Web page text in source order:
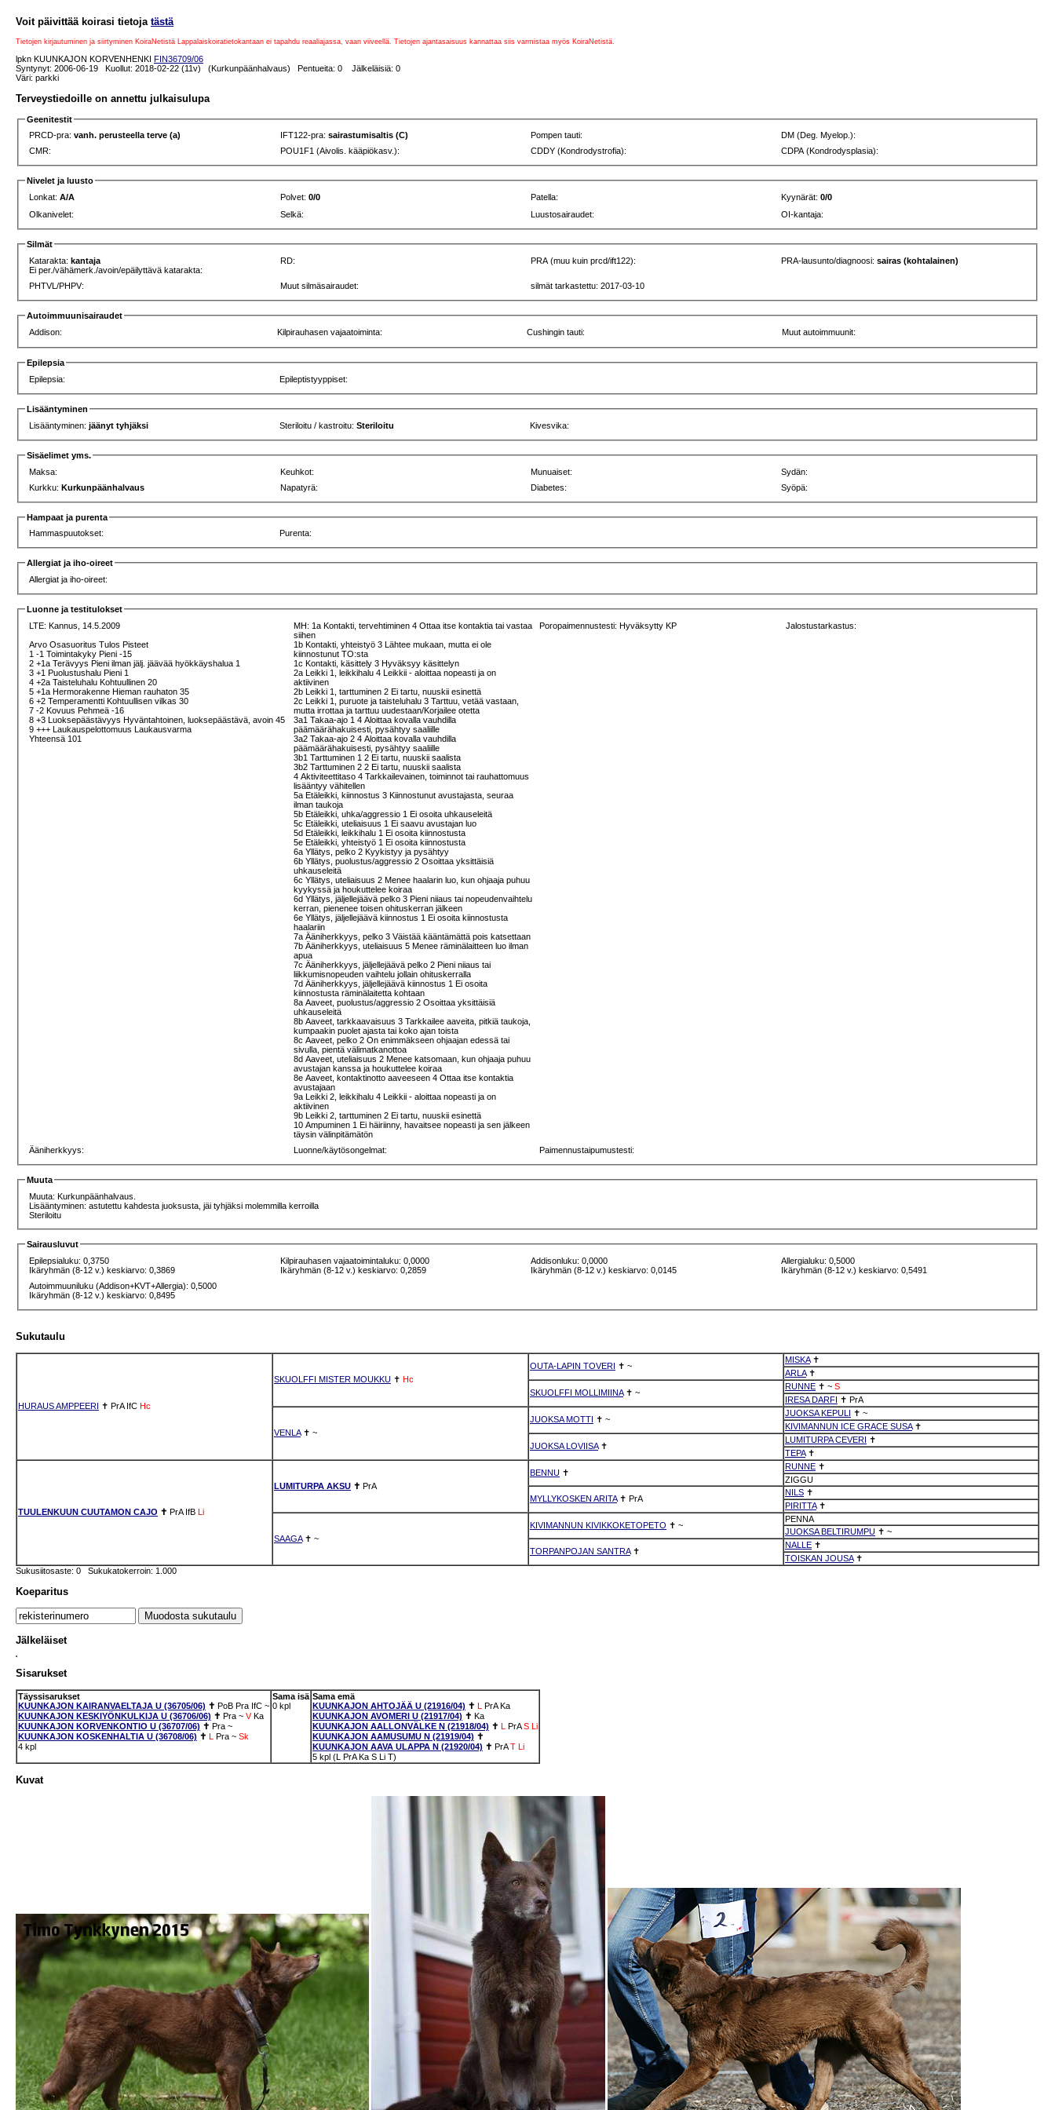
Voit päivittää koirasi tietoja tästä
Tietojen kirjautuminen ja siirtyminen KoiraNetistä Lappalaiskoiratietokantaan ei tapahdu reaaliajassa, vaan viiveellä. Tietojen ajantasaisuus kannattaa siis varmistaa myös KoiraNetistä.
lpkn KUUNKAJON KORVENHENKI FIN36709/06
Syntynyt: 2006-06-19 Kuollut: 2018-02-22 (11v) (Kurkunpäänhalvaus) Pentueita: 0 Jälkeläisiä: 0
Väri: parkki
Terveystiedoille on annettu julkaisulupa
Geenitestit
PRCD-pra:vanh. perusteella terve (a) IFT122-pra:sairastumisaltis (C) Pompen tauti:
DM (Deg. Myelop.):
CMR:
POU1F1 (Aivolis. kääpiökasv.): CDDY (Kondrodystrofia): CDPA (Kondrodysplasia):
Nivelet ja luusto
Lonkat:A/A Polvet:0/0 Patella: Kyynärät:0/0
Olkanivelet:
Selkä: Luustosairaudet: OI-kantaja:
Silmät
Katarakta:kantaja
Ei per./vähämerk./avoin/epäilyttävä katarakta:
RD: PRA (muu kuin prcd/ift122): PRA-lausunto/diagnoosi:sairas (kohtalainen)
PHTVL/PHPV: Muut silmäsairaudet: silmät tarkastettu: 2017-03-10
Autoimmuunisairaudet
Addison:
Kilpirauhasen vajaatoiminta: Cushingin tauti: Muut autoimmuunit:
Epilepsia
Epilepsia:
Epileptistyyppiset:
Lisääntyminen
Lisääntyminen:jäänyt tyhjäksi Steriloitu / kastroitu:Steriloitu Kivesvika:
Sisäelimet yms.
Maksa:
Keuhkot: Munuaiset:
Sydän:
Kurkku:Kurkunpäänhalvaus Napatyrä: Diabetes: Syöpä:
Hampaat ja purenta
Hammaspuutokset:
Purenta:
Allergiat ja iho-oireet
Allergiat ja iho-oireet:
Luonne ja testitulokset
LTE:Kannus, 14.5.2009
Arvo Osasuoritus Tulos Pisteet
1 -1 Toimintakyky Pieni -15
2 +1a Terävyys Pieni ilman jälj. jäävää hyökkäyshalua 1
3 +1 Puolustushalu Pieni 1
4 +2a Taisteluhalu Kohtuullinen 20
5 +1a Hermorakenne Hieman rauhaton 35
6 +2 Temperamentti Kohtuullisen vilkas 30
7 -2 Kovuus Pehmeä -16
8 +3 Luoksepäästävyys Hyväntahtoinen, luoksepäästävä, avoin 45
9 +++ Laukauspelottomuus Laukausvarma
Yhteensä 101
MH: 1a Kontakti, tervehtiminen 4 Ottaa itse kontaktia tai vastaa
siihen
1b Kontakti, yhteistyö 3 Lähtee mukaan, mutta ei ole
kiinnostunut TO:sta
1c Kontakti, käsittely 3 Hyväksyy käsittelyn
2a Leikki 1, leikkihalu 4 Leikkii - aloittaa nopeasti ja on
aktiivinen
2b Leikki 1, tarttuminen 2 Ei tartu, nuuskii esinettä
2c Leikki 1, puruote ja taisteluhalu 3 Tarttuu, vetää vastaan,
mutta irrottaa ja tarttuu uudestaan/Korjailee otetta
3a1 Takaa-ajo 1 4 Aloittaa kovalla vauhdilla
päämäärähakuisesti, pysähtyy saaliille
3a2 Takaa-ajo 2 4 Aloittaa kovalla vauhdilla
päämäärähakuisesti, pysähtyy saaliille
3b1 Tarttuminen 1 2 Ei tartu, nuuskii saalista
3b2 Tarttuminen 2 2 Ei tartu, nuuskii saalista
4 Aktiviteettitaso 4 Tarkkailevainen, toiminnot tai rauhattomuus
lisääntyy vähitellen
5a Etäleikki, kiinnostus 3 Kiinnostunut avustajasta, seuraa
ilman taukoja
5b Etäleikki, uhka/aggressio 1 Ei osoita uhkauseleitä
5c Etäleikki, uteliaisuus 1 Ei saavu avustajan luo
5d Etäleikki, leikkihalu 1 Ei osoita kiinnostusta
5e Etäleikki, yhteistyö 1 Ei osoita kiinnostusta
6a Yllätys, pelko 2 Kyykistyy ja pysähtyy
6b Yllätys, puolustus/aggressio 2 Osoittaa yksittäisiä
uhkauseleitä
6c Yllätys, uteliaisuus 2 Menee haalarin luo, kun ohjaaja puhuu
kyykyssä ja houkuttelee koiraa
6d Yllätys, jäljellejäävä pelko 3 Pieni niiaus tai nopeudenvaihtelu
kerran, pienenee toisen ohituskerran jälkeen
6e Yllätys, jäljellejäävä kiinnostus 1 Ei osoita kiinnostusta
haalariin
7a Ääniherkkyys, pelko 3 Väistää kääntämättä pois katsettaan
7b Ääniherkkyys, uteliaisuus 5 Menee räminälaitteen luo ilman
apua
7c Ääniherkkyys, jäljellejäävä pelko 2 Pieni niiaus tai
liikkumisnopeuden vaihtelu jollain ohituskerralla
7d Ääniherkkyys, jäljellejäävä kiinnostus 1 Ei osoita
kiinnostusta räminälaitetta kohtaan
8a Aaveet, puolustus/aggressio 2 Osoittaa yksittäisiä
uhkauseleitä
8b Aaveet, tarkkaavaisuus 3 Tarkkailee aaveita, pitkiä taukoja,
kumpaakin puolet ajasta tai koko ajan toista
8c Aaveet, pelko 2 On enimmäkseen ohjaajan edessä tai
sivulla, pientä välimatkanottoa
8d Aaveet, uteliaisuus 2 Menee katsomaan, kun ohjaaja puhuu
avustajan kanssa ja houkuttelee koiraa
8e Aaveet, kontaktinotto aaveeseen 4 Ottaa itse kontaktia
avustajaan
9a Leikki 2, leikkihalu 4 Leikkii - aloittaa nopeasti ja on
aktiivinen
9b Leikki 2, tarttuminen 2 Ei tartu, nuuskii esinettä
10 Ampuminen 1 Ei häiriinny, havaitsee nopeasti ja sen jälkeen
täysin välinpitämätön
Poropaimennustesti: Hyväksytty KP Jalostustarkastus:
Ääniherkkyys: Luonne/käytösongelmat: Paimennustaipumustesti:
Muuta
Muuta: Kurkunpäänhalvaus.
Lisääntyminen: astutettu kahdesta juoksusta, jäi tyhjäksi molemmilla kerroilla
Steriloitu
Sairausluvut
Epilepsialuku: 0,3750
Ikäryhmän (8-12 v.) keskiarvo: 0,3869
Kilpirauhasen vajaatoimintaluku: 0,0000
Ikäryhmän (8-12 v.) keskiarvo: 0,2859
Addisonluku: 0,0000
Ikäryhmän (8-12 v.) keskiarvo: 0,0145
Allergialuku: 0,5000
Ikäryhmän (8-12 v.) keskiarvo: 0,5491
Autoimmuuniluku (Addison+KVT+Allergia): 0,5000
Ikäryhmän (8-12 v.) keskiarvo: 0,8495
Sukutaulu
HURAUS AMPPEERI ✝ PrA IfC Hc
SKUOLFFI MISTER MOUKKU ✝ Hc
OUTA-LAPIN TOVERI ✝ ~
MISKA✝
ARLA✝
SKUOLFFI MOLLIMIINA✝ ~
RUNNE ✝ ~ S
IRESA DARFI ✝ PrA
VENLA✝ ~
JUOKSA MOTTI ✝ ~
JUOKSA KEPULI ✝ ~
KIVIMANNUN ICE GRACE SUSA✝
JUOKSA LOVIISA✝
LUMITURPA CEVERI ✝
TEPA✝
TUULENKUUN CUUTAMON CAJO ✝ PrA IfB Li
LUMITURPA AKSU ✝ PrA
BENNU ✝
RUNNE ✝
ZIGGU
MYLLYKOSKEN ARITA✝ PrA
NILS ✝
PIRITTA✝
SAAGA✝ ~
KIVIMANNUN KIVIKKOKETOPETO ✝ ~
PENNA
JUOKSA BELTIRUMPU ✝ ~
TORPANPOJAN SANTRA✝
NALLE ✝
TOISKAN JOUSA✝
Sukusiitosaste: 0 Sukukatokerroin: 1.000
Koeparitus
Jälkeläiset
Sisarukset
Täyssisarukset
KUUNKAJON KAIRANVAELTAJA U (36705/06) ✝ PoB Pra IfC ~
KUUNKAJON KESKIYÖNKULKIJA U (36706/06) ✝ Pra ~ V Ka
KUUNKAJON KORVENKONTIO U (36707/06) ✝ Pra ~
KUUNKAJON KOSKENHALTIA U (36708/06) ✝ L Pra ~ Sk
4 kpl
Sama isä
0 kpl
Sama emä
KUUNKAJON AHTOJÄÄ U (21916/04) ✝ L PrA Ka
KUUNKAJON AVOMERI U (21917/04) ✝ Ka
KUUNKAJON AALLONVÄLKE N (21918/04) ✝ L PrA S Li
KUUNKAJON AAMUSUMU N (21919/04) ✝
KUUNKAJON AAVA ULAPPA N (21920/04) ✝ PrA T Li
5 kpl (L PrA Ka S Li T)
Kuvat